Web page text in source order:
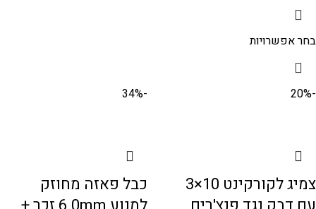
בחר אפשרויות
-20%
צמיג לקורקינט 10×3
-34%
כבל פאזה מחוזק